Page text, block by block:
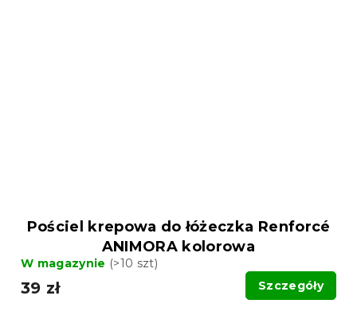
Pościel krepowa do łóżeczka Renforcé
ANIMORA kolorowa
W magazynie (>10 szt)
39 zł Szczegóły